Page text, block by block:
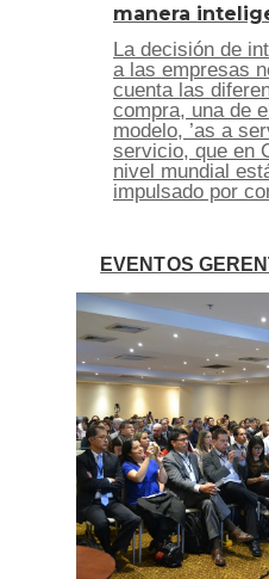
manera
La decisión de
a las empresas
cuenta las
compra, una de
modelo, ’as a
servicio, que en
nivel mundial
impulsado por
EVENTOS